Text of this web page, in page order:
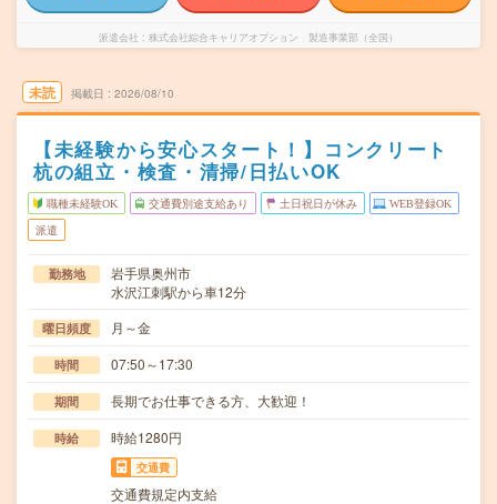
派遣会社 株式会社綜合キャリアオプション 製造事業部（全国）
未読 掲載日 2026/08/10
【未経験から安心スタート！】コンクリート
杭の組立・検査・清掃/日払いOK
職種未経験OK 交通費別途支給あり 土日祝日が休み WEB登録OK
派遣
勤務地
岩手県奥州市
水沢江刺駅から車12分
曜日頻度 月～金
時間 07:50～17:30
期間 長期でお仕事できる方、大歓迎！
時給 時給1280円
交通費
交通費規定内支給